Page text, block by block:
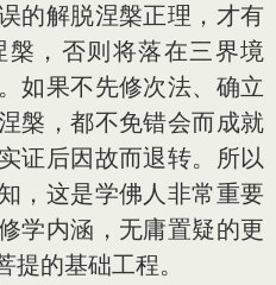
的解脱涅槃正理，才有
，否则将落在三界境
如果不先修次法、确立
槃，都不免错会而成就
证后因故而退转。所以
，这是学佛人非常重要
学内涵，无庸置疑的更
的基础工程。